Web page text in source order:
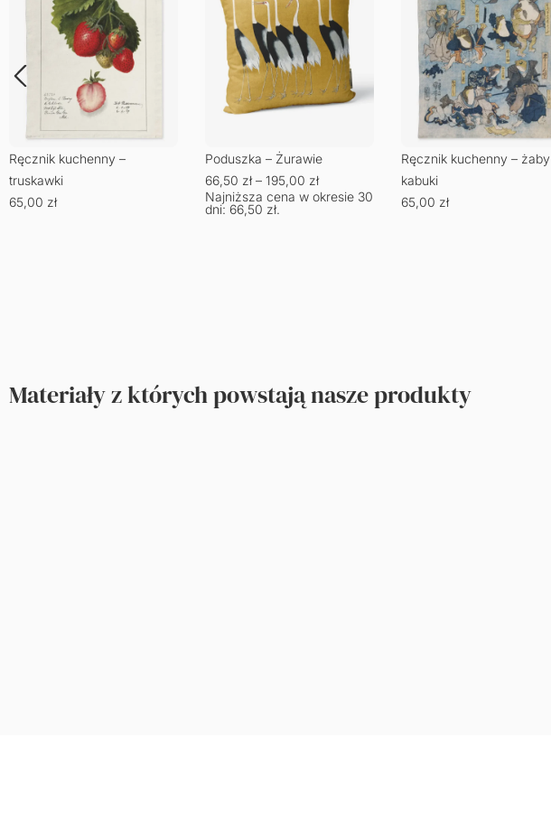
Ręcznik kuchenny –
truskawki
65,00 zł
Poduszka – Żurawie
66,50 zł – 195,00 zł
Najniższa cena w okresie 30
dni: 66,50 zł.
Ręcznik kuchenny – żaby
kabuki
65,00 zł
Materiały z których powstają nasze produkty